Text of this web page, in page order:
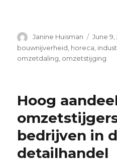
Author
Janine Huisman
Posted
on
June 9,
bouwnijverheid horeca
omzetdaling omzetstijging
Hoog
bedrijven in
detailhandel